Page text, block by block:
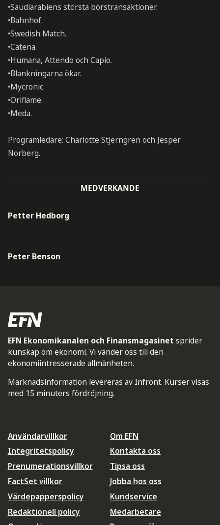
•Saudiarabiens största börstransaktioner.
•Bahnhof.
•Swedish Match.
•Catena.
•Humana, Attendo och Capio.
•Blankningarna ökar.
•Mycronic.
•Oriflame.
•Meda.
Programledare: Charlotte Stjerngren och Jesper
Norberg.
MEDVERKANDE
Petter Hedborg
Peter Benson
EFN Ekonomikanalen och Finansmagasinet sprider
kunskap om ekonomi. Vi vänder oss till den
ekonomiintresserade allmänheten.
Marknadsinformation levereras av Infront. Kurser visas
med 15 minuters fördröjning.
Användarvillkor
Integritetspolicy
Prenumerationsvillkor
FactSet villkor
Värdepapperspolicy
Redaktionell policy
Om EFN
Kontakta oss
Tipsa oss
Jobba hos oss
Kundservice
Medarbetare